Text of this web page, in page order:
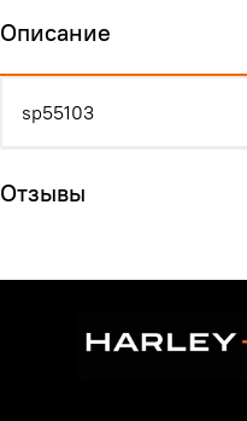
Описание
sp55103
Отзывы